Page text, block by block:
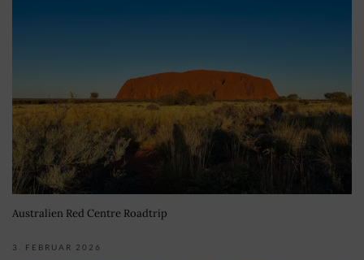
Australien Red Centre Roadtrip
3. FEBRUAR 2026